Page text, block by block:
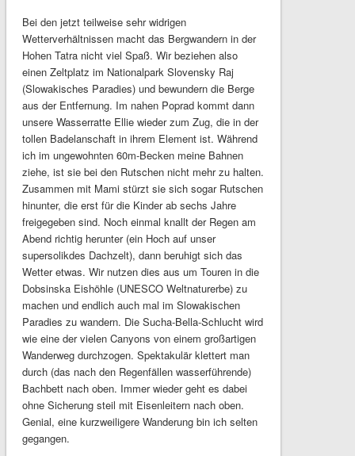
Bei den jetzt teilweise sehr widrigen
Wetterverhältnissen macht das Bergwandern in der
Hohen Tatra nicht viel Spaß. Wir beziehen also
einen Zeltplatz im Nationalpark Slovensky Raj
(Slowakisches Paradies) und bewundern die Berge
aus der Entfernung. Im nahen Poprad kommt dann
unsere Wasserratte Ellie wieder zum Zug, die in der
tollen Badelanschaft in ihrem Element ist. Während
ich im ungewohnten 60m-Becken meine Bahnen
ziehe, ist sie bei den Rutschen nicht mehr zu halten.
Zusammen mit Mami stürzt sie sich sogar Rutschen
hinunter, die erst für die Kinder ab sechs Jahre
freigegeben sind. Noch einmal knallt der Regen am
Abend richtig herunter (ein Hoch auf unser
supersolikdes Dachzelt), dann beruhigt sich das
Wetter etwas. Wir nutzen dies aus um Touren in die
Dobsinska Eishöhle (UNESCO Weltnaturerbe) zu
machen und endlich auch mal im Slowakischen
Paradies zu wandern. Die Sucha-Bella-Schlucht wird
wie eine der vielen Canyons von einem großartigen
Wanderweg durchzogen. Spektakulär klettert man
durch (das nach den Regenfällen wasserführende)
Bachbett nach oben. Immer wieder geht es dabei
ohne Sicherung steil mit Eisenleitern nach oben.
Genial, eine kurzweiligere Wanderung bin ich selten
gegangen.